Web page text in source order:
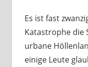
Es ist fast
Katastrophe die
urbane
einige Leute